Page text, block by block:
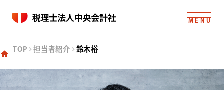
MENU
TOP 担当者紹介 鈴木裕